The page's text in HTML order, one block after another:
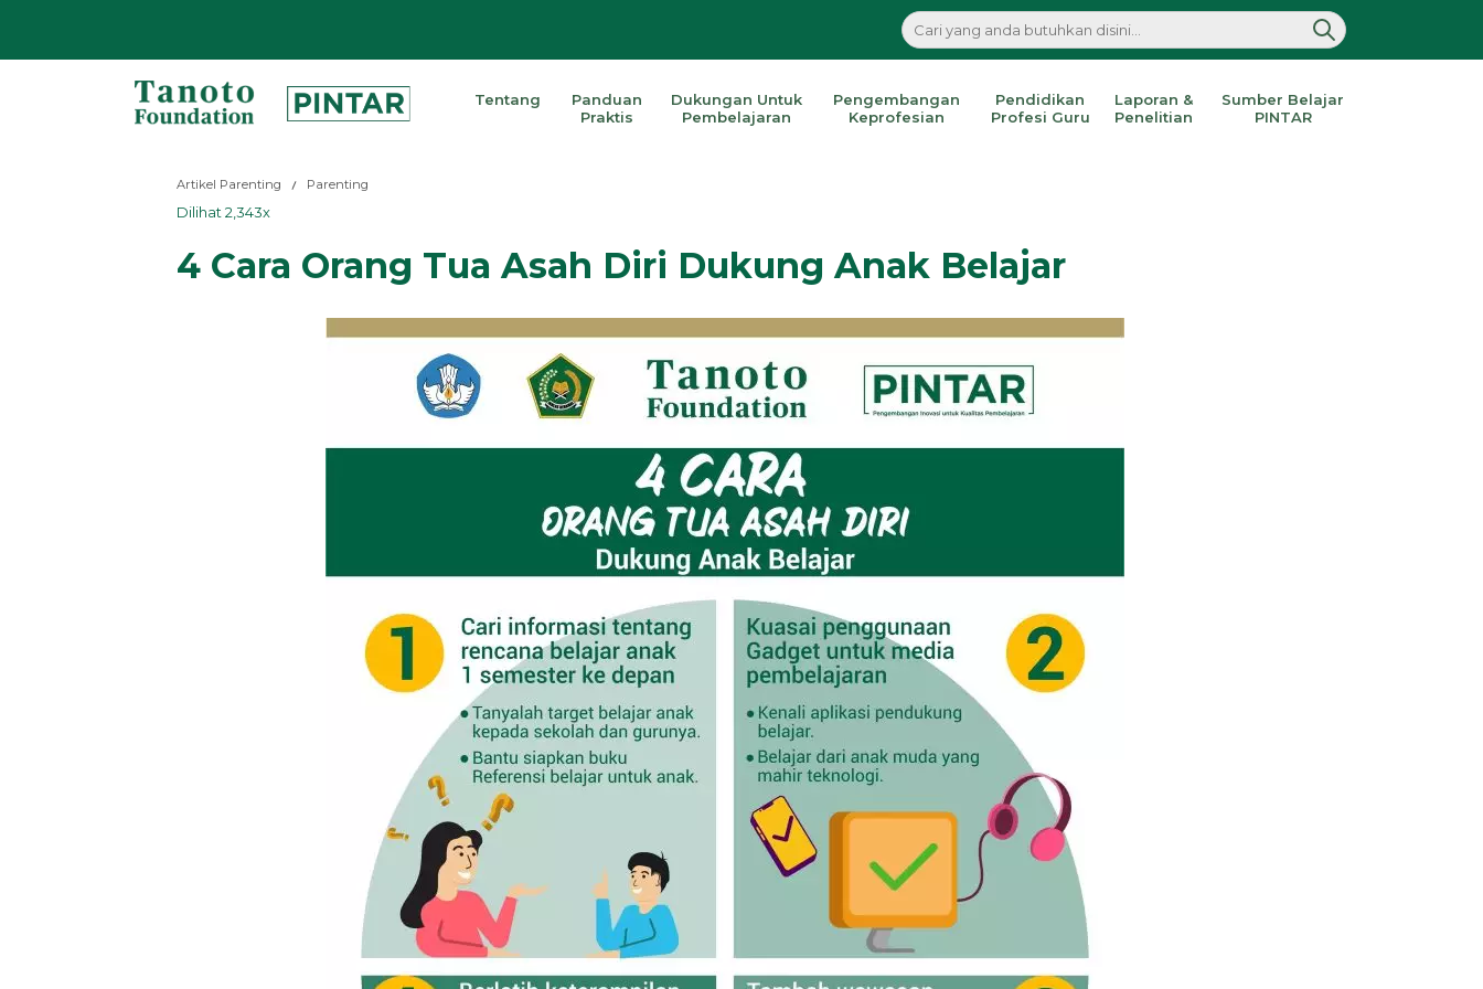
Tanoto
Tentang
Panduan
Praktis
Dukungan Untuk
Pembelajaran
Pengembangan
Keprofesian
Pendidikan
Profesi Guru
Laporan &
Penelitian
Sumber Belajar
PINTAR
Artikel Parenting Parenting
Dilihat 2,343x
4 Cara Orang Tua Asah Diri Dukung Anak Belajar